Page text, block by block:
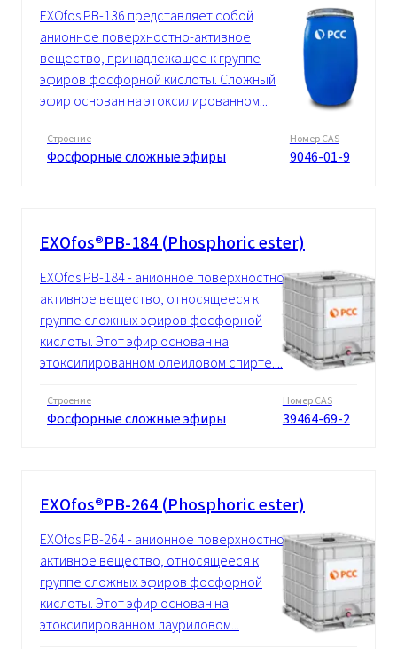
EXOfos PB-136 представляет собой
анионное поверхностно-активное
вещество, принадлежащее к группе
эфиров фосфорной кислоты. Сложный
эфир основан на этоксилированном...
Строение
Фосфорные сложные эфиры
Номер CAS
9046-01-9
EXOfos®PB-184 (Phosphoric ester)
EXOfos PB-184 - анионное поверхностно-
активное вещество, относящееся к
группе сложных эфиров фосфорной
кислоты. Этот эфир основан на
этоксилированном олеиловом спирте....
Строение
Фосфорные сложные эфиры
Номер CAS
39464-69-2
EXOfos®PB-264 (Phosphoric ester)
EXOfos PB-264 - анионное поверхностно-
активное вещество, относящееся к
группе сложных эфиров фосфорной
кислоты. Этот эфир основан на
этоксилированном лауриловом...